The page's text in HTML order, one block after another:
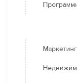
Маркетинг